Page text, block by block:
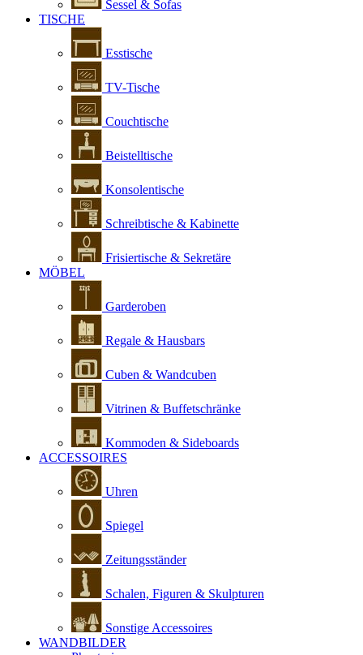
Sessel & Sofas
TISCHE
Esstische
TV-Tische
Couchtische
Beistelltische
Konsolentische
Schreibtische & Kabinette
Frisiertische & Sekretäre
MÖBEL
Garderoben
Regale & Hausbars
Cuben & Wandcuben
Vitrinen & Buffetschränke
Kommoden & Sideboards
ACCESSOIRES
Uhren
Spiegel
Zeitungsständer
Schalen, Figuren & Skulpturen
Sonstige Accessoires
WANDBILDER